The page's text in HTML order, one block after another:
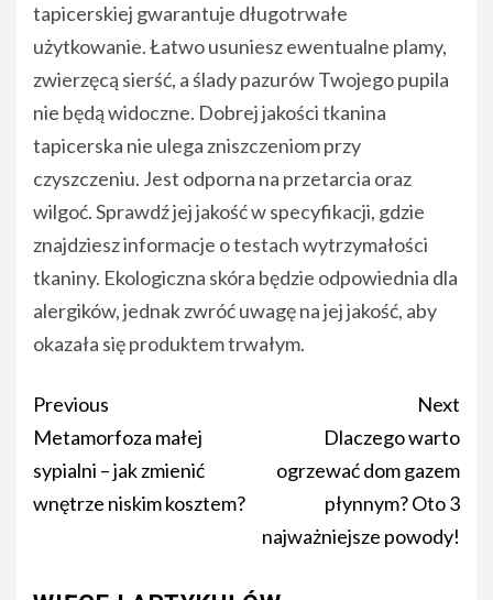
tapicerskiej gwarantuje długotrwałe
użytkowanie. Łatwo usuniesz ewentualne plamy,
zwierzęcą sierść, a ślady pazurów Twojego pupila
nie będą widoczne. Dobrej jakości tkanina
tapicerska nie ulega zniszczeniom przy
czyszczeniu. Jest odporna na przetarcia oraz
wilgoć. Sprawdź jej jakość w specyfikacji, gdzie
znajdziesz informacje o testach wytrzymałości
tkaniny. Ekologiczna skóra będzie odpowiednia dla
alergików, jednak zwróć uwagę na jej jakość, aby
okazała się produktem trwałym.
Post
navigation
Previous
Metamorfoza małej
sypialni – jak zmienić
wnętrze niskim kosztem?
Next
Dlaczego warto
ogrzewać dom gazem
płynnym? Oto 3
najważniejsze powody!